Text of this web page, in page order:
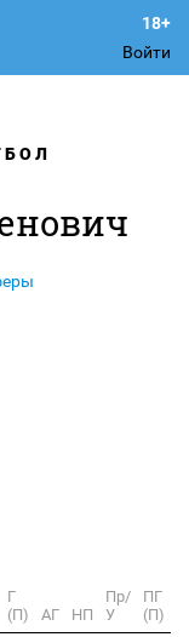
Войти
Г
(П)
АГ НП
Пр/
У
ПГ
(П)